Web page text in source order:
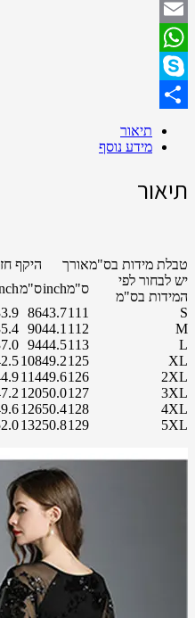
Pinterest
Email
WhatsApp
Skype
תיאור
מידע נוסף
תיאור
טבלת מידות בס"מאורך היקף
יש לבחור לפי
המידות בס"מ
ס"מinchס"מ
S
111
43.7
86
M
112
44.1
90
L
113
44.5
94
XL
125
49.2
108
2XL
126
49.6
114
3XL
127
50.0
120
4XL
128
50.4
126
5XL
129
50.8
132